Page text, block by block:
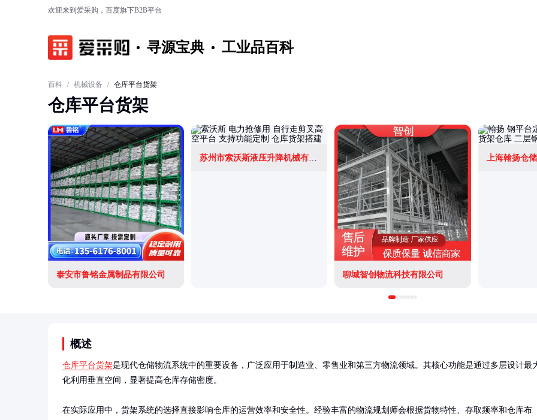
欢迎来到爱采购，百度旗下B2B平台
寻源宝典 工业品百科
百科 / 机械设备 / 仓库平台货架
仓库平台货架
泰安市鲁铭金属制品有限公司
苏州市索沃斯液压升降机械有限公司
聊城智创物流科技有限公司
上海翰扬仓
概述
仓库平台货架是现代仓储物流系统中的重要设备，广泛应用于制造业、零售业和第三方物流领域。其核心功能是通过多层设计最
化利用垂直空间，显著提高仓库存储密度。
在实际应用中，货架系统的选择直接影响仓库的运营效率和安全性。经验丰富的物流规划师会根据货物特性、存取频率和仓库布